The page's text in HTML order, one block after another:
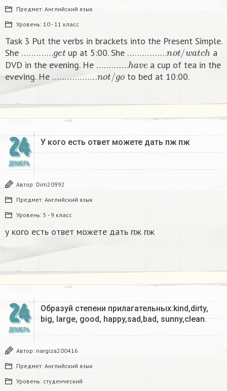
Предмет: Английский язык
Уровень: 10 - 11 класс
Task 3 Put the verbs in brackets into the Present Simple.
She ………….ge tup at 5:00. She …………….not/watcha
DVD in the evening. He ………….have a cup of tea in the
eveving. He ………………not/go to bed at 10:00. ​
24
ДЕКАБРЬ
У кого есть ответ можете дать пж пж ​
Автор: Dim20992
Предмет: Английский язык
Уровень: 5 - 9 класс
у кого есть ответ можете дать пж пж
24
ДЕКАБРЬ
Образуй степени прилагательных:kind,dirty,
big, large, good, happy,sad,bad, sunny,clean.​
Автор: nargiza200416
Предмет: Английский язык
Уровень: студенческий